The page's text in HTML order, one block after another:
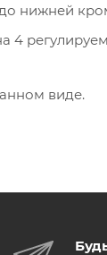
нижней
4
виде.